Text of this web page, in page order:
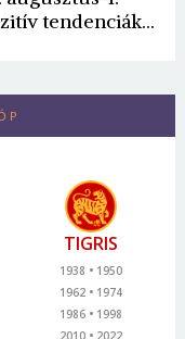
tendenciák...
TIGRIS
1938
1950
1962
1974
1986
1998
2010
2022